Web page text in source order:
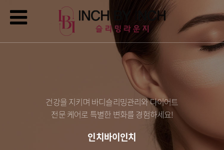
건강을 지키며 바디슬리밍관리와 다이어트
전문 케어로 특별한 변화를 경험하세요!
인치바이인치